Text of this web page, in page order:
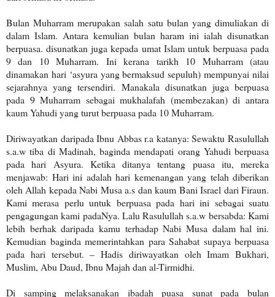
Bulan Muharram merupakan salah satu bulan yang dimuliakan di
dalam Islam. Antara kemulian bulan haram ini ialah disunatkan
berpuasa. disunatkan juga kepada umat Islam untuk berpuasa pada
9 dan 10 Muharram. Ini kerana tarikh 10 Muharram (atau
dinamakan hari ‘asyura yang bermaksud sepuluh) mempunyai nilai
sejarahnya yang tersendiri. Manakala disunatkan juga berpuasa
pada 9 Muharram sebagai mukhalafah (membezakan) di antara
kaum Yahudi yang turut berpuasa pada 10 Muharram.
Diriwayatkan daripada Ibnu Abbas r.a katanya: Sewaktu Rasulullah
s.a.w tiba di Madinah, baginda mendapati orang Yahudi berpuasa
pada hari Asyura. Ketika ditanya tentang puasa itu, mereka
menjawab: Hari ini adalah hari kemenangan yang telah diberikan
oleh Allah kepada Nabi Musa a.s dan kaum Bani Israel dari Firaun.
Kami merasa perlu untuk berpuasa pada hari ini sebagai suatu
pengagungan kami padaNya. Lalu Rasulullah s.a.w bersabda: Kami
lebih berhak daripada kamu terhadap Nabi Musa dalam hal ini.
Kemudian baginda memerintahkan para Sahabat supaya berpuasa
pada hari tersebut. – Hadis diriwayatkan oleh Imam Bukhari,
Muslim, Abu Daud, Ibnu Majah dan al-Tirmidhi.
Di samping melaksanakan ibadah puasa sunat pada bulan